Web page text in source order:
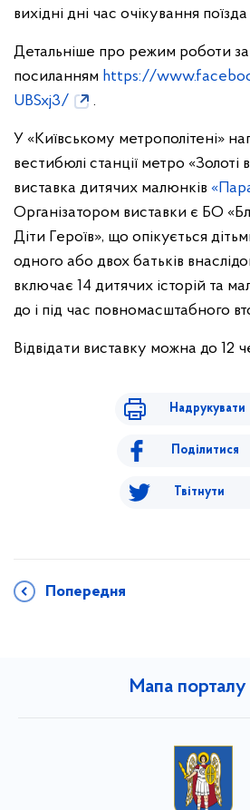
вихідні дні час очікування
Детальніше про режим роботи за
посиланням https://
UBSxj3/
.
У «Київському метрополітені»
вестибюлі станції метро «Золоті
виставка дитячих малюнків
Організатором виставки є БО
Діти Героїв», що опікується
одного або двох батьків
включає 14 дитячих історій та
до і під час повномасштабного
Відвідати виставку можна до 12
Надрукувати
Поділитися
Твітнути
Попередня
Мапа порталу